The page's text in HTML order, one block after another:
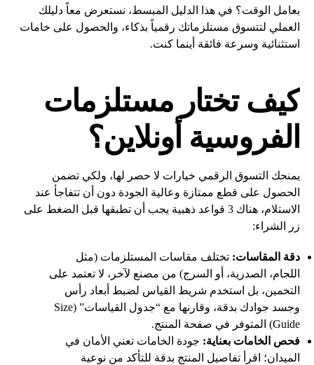
بعامل الوقت؟ في هذا الدليل المبسط، نستعرض معاً دليلك
العملي لتتسوق مستلزماتك رقمياً بذكاء، والحصول على خامات
استثنائية وسرعة فائقة أينما كنت.
كيف تختار مستلزمات
الفروسية أونلاين؟
يمنحك التسوق الرقمي خيارات لا حصر لها، ولكي تضمن
الحصول على قطع ممتازة وعالية الجودة دون أن تتفاجأ عند
الاستلام، هناك 3 قواعد ذهبية يجب أن تطبقها قبل الضغط على
زر الشراء:
دقة المقاسات: تختلف مقاسات المستلزمات (مثل
اللجام، الصدرية، أو السرج) من مصنع لآخر، لا تعتمد على
التخمين، بل استخدم شريط القياس لضبط أبعاد رأس
وجسد جوادك بدقة، وقارنها مع “جدول القياسات” (Size
Guide) المتوفر في صفحة المنتج.
فحص الخامات بعناية: جودة الخامات تعني الأمان في
الميدان؛ اقرأ تفاصيل المنتج بدقة للتأكد من نوعية